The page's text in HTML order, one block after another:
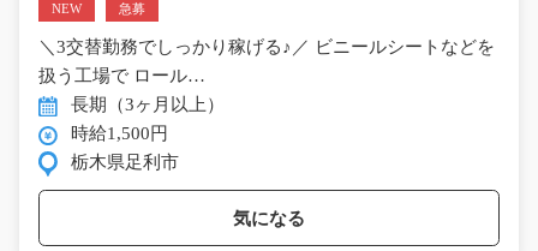
NEW 急募
＼3交替勤務でしっかり稼げる♪／ ビニールシートなどを
扱う工場で ロール…
長期（3ヶ月以上）
時給1,500円
栃木県足利市
気になる